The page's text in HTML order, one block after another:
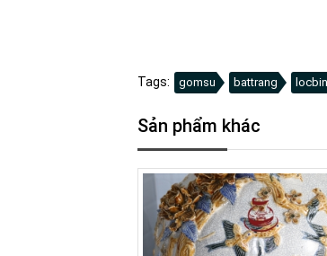
Tags: gomsu battrang
Sản phẩm khác